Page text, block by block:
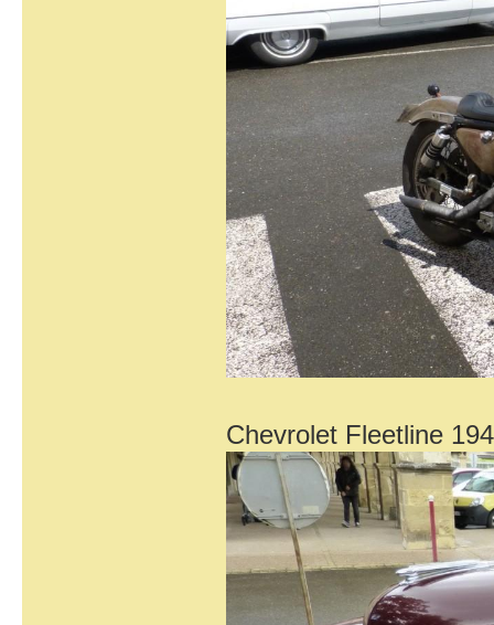
Chevrolet Fleetline